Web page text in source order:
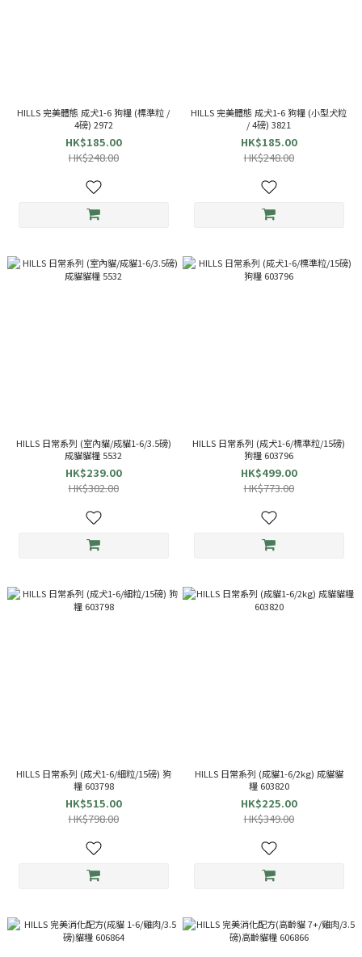
HILLS 完美體態 成犬1-6 狗糧 (標準粒 /
4磅) 2972
HK$185.00
HK$248.00
HILLS 完美體態 成犬1-6 狗糧 (小型犬粒
/ 4磅) 3821
HK$185.00
HK$248.00
HILLS 日常系列 (室內貓/成貓1-6/3.5磅)
成貓貓糧 5532
HK$239.00
HK$302.00
HILLS 日常系列 (成犬1-6/標準粒/15磅)
狗糧 603796
HK$499.00
HK$773.00
HILLS 日常系列 (成犬1-6/細粒/15磅) 狗
糧 603798
HK$515.00
HK$798.00
HILLS 日常系列 (成貓1-6/2kg) 成貓貓
糧 603820
HK$225.00
HK$349.00